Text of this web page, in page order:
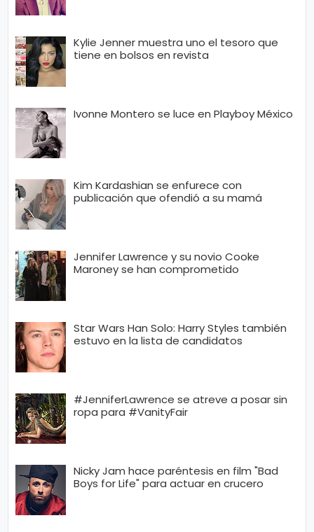
Kylie Jenner muestra uno el tesoro que
tiene en bolsos en revista
Ivonne Montero se luce en Playboy México
Kim Kardashian se enfurece con
publicación que ofendió a su mamá
Jennifer Lawrence y su novio Cooke
Maroney se han comprometido
Star Wars Han Solo: Harry Styles también
estuvo en la lista de candidatos
#JenniferLawrence se atreve a posar sin
ropa para #VanityFair
Nicky Jam hace paréntesis en film "Bad
Boys for Life" para actuar en crucero